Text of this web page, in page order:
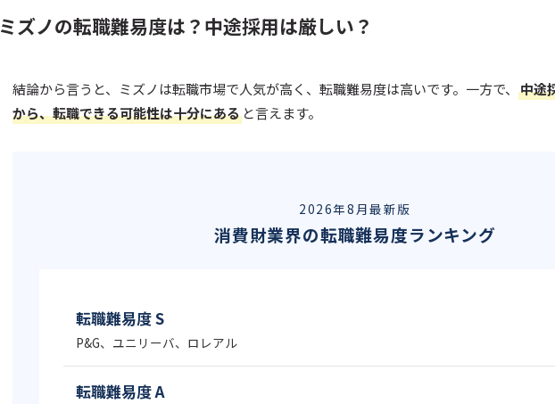
ミズノの転職難易度は？中途採用は厳しい？
結論から言うと、ミズノは転職市場で人気が高く、転職難易度は高いです。一方で、 中途
から、転職できる可能性は十分にある と言えます。
2026年8月最新版
消費財業界の転職難易度ランキング
転職難易度 S
P&G、ユニリーバ、ロレアル
転職難易度 A